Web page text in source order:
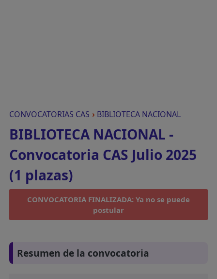
CONVOCATORIAS CAS › BIBLIOTECA NACIONAL
BIBLIOTECA NACIONAL -
Convocatoria CAS Julio 2025
(1 plazas)
CONVOCATORIA FINALIZADA: Ya no se puede
postular
Resumen de la convocatoria